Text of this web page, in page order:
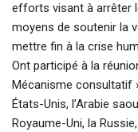
efforts visant à arrêter
moyens de soutenir la
mettre fin à la crise
Ont participé à la
Mécanisme consultatif
États-Unis, l’Arabie
Royaume-Uni, la